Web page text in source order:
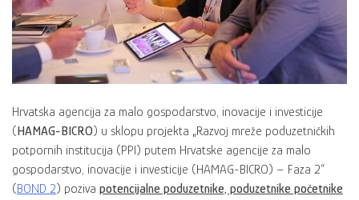
Hrvatska agencija za malo gospodarstvo, inovacije i investicije
(HAMAG-BICRO) u sklopu projekta „Razvoj mreže poduzetničkih
potpornih institucija (PPI) putem Hrvatske agencije za malo
gospodarstvo, inovacije i investicije (HAMAG-BICRO) – Faza 2“
( BOND 2) poziva potencijalne poduzetnike, poduzetnike početnike